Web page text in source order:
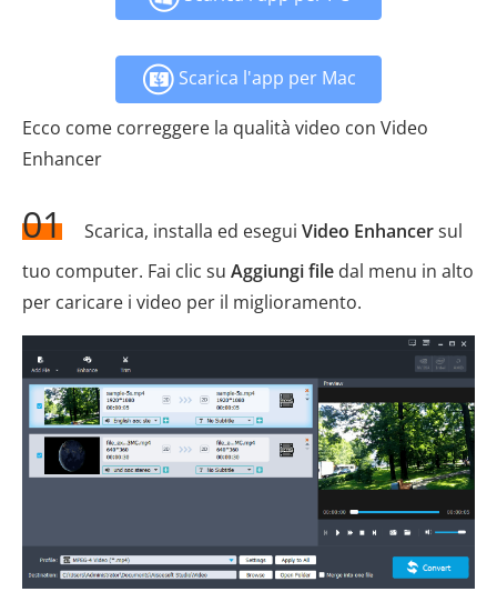
Scarica l'app per Mac
Ecco come correggere la qualità video con Video
Enhancer
01 Scarica, installa ed esegui Video Enhancersul
tuo computer. Fai clic su Aggiungi file dal menu in alto
per caricare i video per il miglioramento.